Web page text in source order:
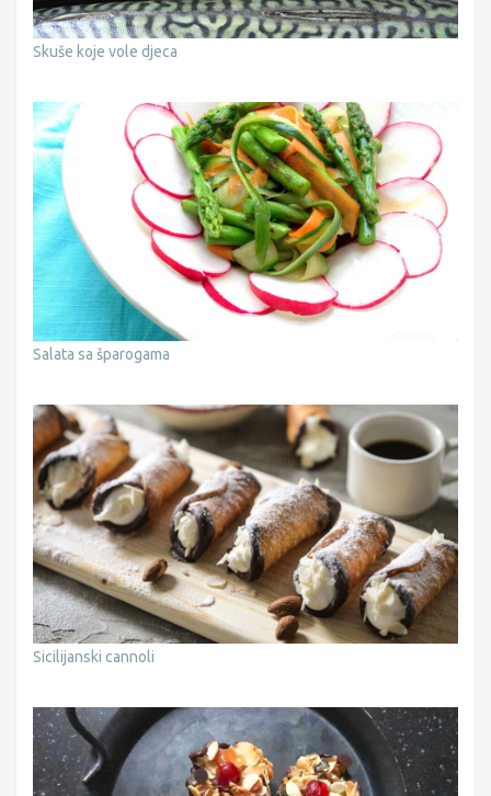
Skuše koje vole djeca
Salata sa šparogama
Sicilijanski cannoli